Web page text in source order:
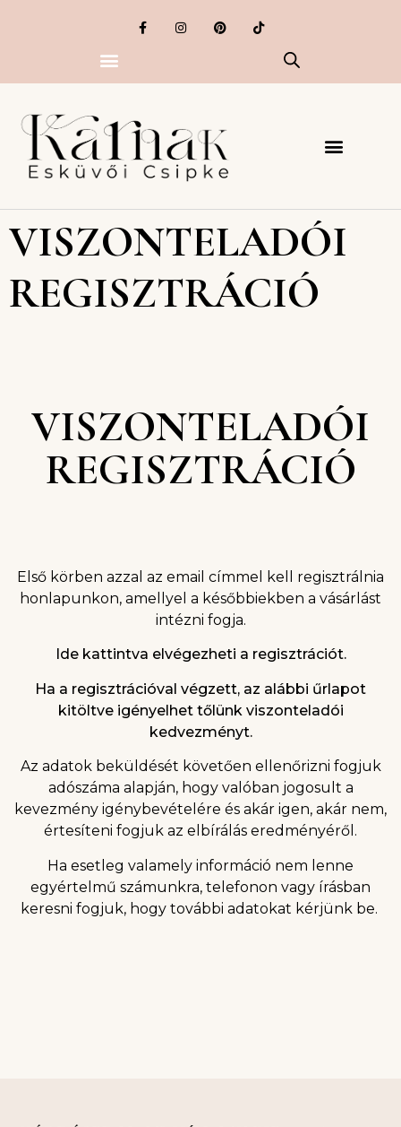
VISZONTELADÓI
REGISZTRÁCIÓ
VISZONTELADÓI
REGISZTRÁCIÓ
Első körben azzal az email címmel kell regisztrálnia
honlapunkon, amellyel a későbbiekben a vásárlást
intézni fogja.
Ide kattintva elvégezheti a regisztrációt.
Ha a regisztrációval végzett, az alábbi űrlapot
kitöltve igényelhet tőlünk viszonteladói
kedvezményt.
Az adatok beküldését követően ellenőrizni fogjuk
adószáma alapján, hogy valóban jogosult a
kevezmény igénybevételére és akár igen, akár nem,
értesíteni fogjuk az elbírálás eredményéről.
Ha esetleg valamely információ nem lenne
egyértelmű számunkra, telefonon vagy írásban
keresni fogjuk, hogy további adatokat kérjünk be.